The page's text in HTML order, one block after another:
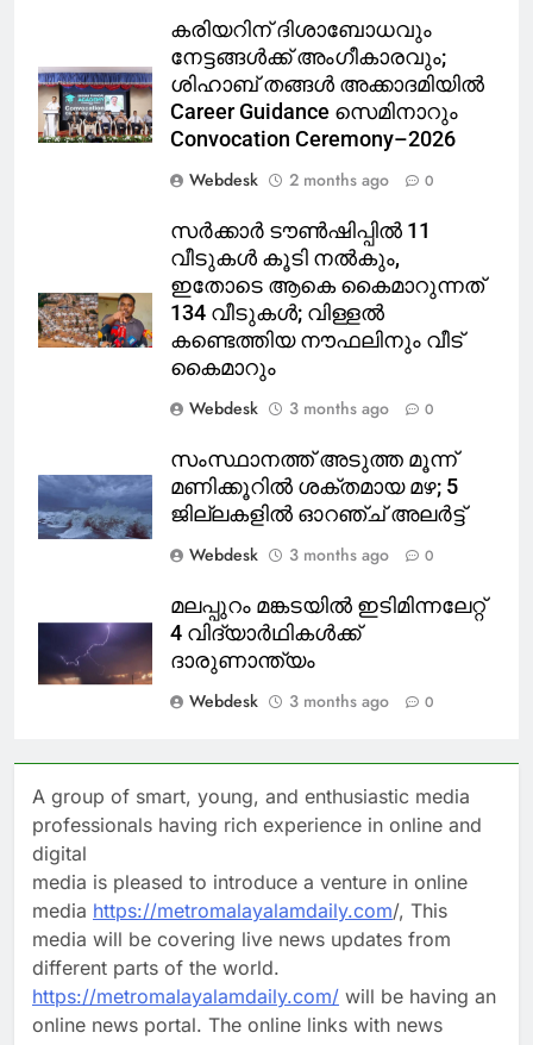
കരിയറിന് ദിശാബോധവും
നേട്ടങ്ങൾക്ക് അംഗീകാരവും;
ശിഹാബ് തങ്ങൾ അക്കാദമിയിൽ
Career Guidance സെമിനാറും
Convocation Ceremony–2026
Webdesk
2 months ago 0
സർക്കാർ ടൗൺഷിപ്പിൽ 11
വീടുകൾ കൂടി നൽകും,
ഇതോടെ ആകെ കൈമാറുന്നത്
134 വീടുകൾ; വിള്ളൽ
കണ്ടെത്തിയ നൗഫലിനും വീട്
കൈമാറും
Webdesk
3 months ago 0
സംസ്ഥാനത്ത് അടുത്ത മൂന്ന്
മണിക്കൂറിൽ ശക്തമായ മഴ; 5
ജില്ലകളിൽ ഓറഞ്ച് അലർട്ട്
Webdesk
3 months ago 0
മലപ്പുറം മങ്കടയിൽ ഇടിമിന്നലേറ്റ്
4 വിദ്യാർഥികൾക്ക്
ദാരുണാന്ത്യം
Webdesk
3 months ago 0
A group of smart, young, and enthusiastic media
professionals having rich experience in online and
digital
media is pleased to introduce a venture in online
media https://metromalayalamdaily.com/, This
media will be covering live news updates from
different parts of the world.
https://metromalayalamdaily.com/ will be having an
online news portal. The online links with news